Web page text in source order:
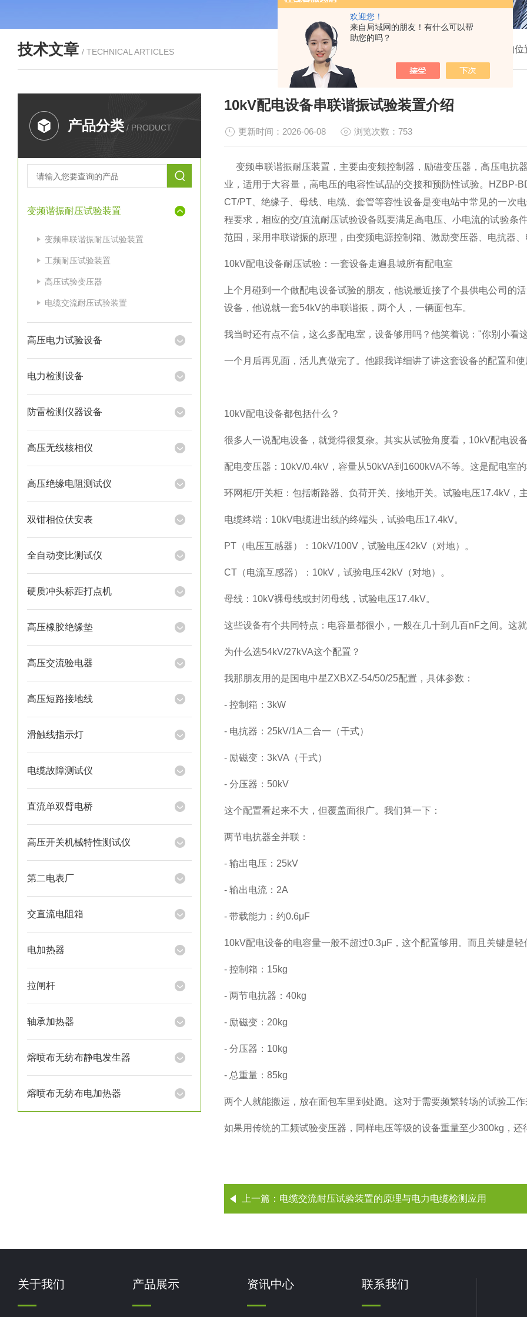
欢迎您！
来自局域网的朋友！有什么可以帮
助您的吗？
技术文章 / TECHNICAL ARTICLES 我的
产品分类 / PRODUCT
变频谐振耐压试验装置
变频串联谐振耐压试验装置
工频耐压试验装置
高压试验变压器
电缆交流耐压试验装置
高压电力试验设备
电力检测设备
防雷检测仪器设备
高压无线核相仪
高压绝缘电阻测试仪
双钳相位伏安表
全自动变比测试仪
硬质冲头标距打点机
高压橡胶绝缘垫
高压交流验电器
高压短路接地线
滑触线指示灯
电缆故障测试仪
直流单双臂电桥
高压开关机械特性测试仪
第二电表厂
交直流电阻箱
电加热器
拉闸杆
轴承加热器
熔喷布无纺布静电发生器
熔喷布无纺布电加热器
10kV配电设备串联谐振试验装置介绍
更新时间：2026-06-08 浏览次数：753
变频串联谐振耐压装置，主要由变频控制器，励磁变压器，高压电抗
业，适用于大容量，高电压的电容性试品的交接和预防性试验。HZBP-
CT/PT、绝缘子、母线、电缆、套管等容性设备是变电站中常见的一次
程要求，相应的交/直流耐压试验设备既要满足高电压、小电流的试验条
范围，采用串联谐振的原理，由变频电源控制箱、激励变压器、电抗器
10kV配电设备耐压试验：一套设备走遍县城所有配电室
上个月碰到一个做配电设备试验的朋友，他说最近接了个县供电公司
设备，他说就一套54kV的串联谐振，两个人，一辆面包车。
我当时还有点不信，这么多配电室，设备够用吗？他笑着说："你别小看
一个月后再见面，活儿真做完了。他跟我详细讲了讲这套设备的配置和
10kV配电设备都包括什么？
很多人一说配电设备，就觉得很复杂。其实从试验角度看，10kV配电设
配电变压器：10kV/0.4kV，容量从50kVA到1600kVA不等。这是配电室
环网柜/开关柜：包括断路器、负荷开关、接地开关。试验电压17.4kV，
电缆终端：10kV电缆进出线的终端头，试验电压17.4kV。
PT（电压互感器）：10kV/100V，试验电压42kV（对地）。
CT（电流互感器）：10kV，试验电压42kV（对地）。
母线：10kV裸母线或封闭母线，试验电压17.4kV。
这些设备有个共同特点：电容量都很小，一般在几十到几百nF之间。这
为什么选54kV/27kVA这个配置？
我那朋友用的是国电中星ZXBXZ-54/50/25配置，具体参数：
- 控制箱：3kW
- 电抗器：25kV/1A二合一（干式）
- 励磁变：3kVA（干式）
- 分压器：50kV
这个配置看起来不大，但覆盖面很广。我们算一下：
两节电抗器全并联：
- 输出电压：25kV
- 输出电流：2A
- 带载能力：约0.6μF
10kV配电设备的电容量一般不超过0.3μF，这个配置够用。而且关键是轻
- 控制箱：15kg
- 两节电抗器：40kg
- 励磁变：20kg
- 分压器：10kg
- 总重量：85kg
两个人就能搬运，放在面包车里到处跑。这对于需要频繁转场的试验工
如果用传统的工频试验变压器，同样电压等级的设备重量至少300kg，
上一篇： 电缆交流耐压试验装置的原理与电力电缆检测应用
关于我们 产品展示 资讯中心 联系我们